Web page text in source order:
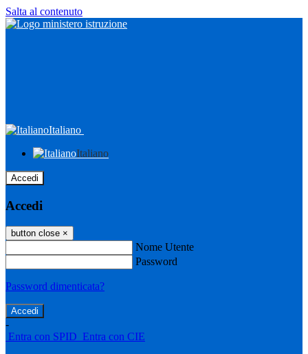
Salta al contenuto
Italiano
Italiano
Accedi
Accedi
button close ×
Nome Utente
Password
Password dimenticata?
-
Entra con SPID Entra con CIE